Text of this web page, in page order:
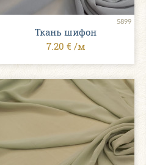
5899
Ткань шифон
7.20 € /м